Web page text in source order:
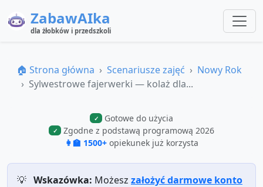
ZabawAIka
dla żłobków i przedszkoli
🏠 Strona główna Scenariusze zajęć
Nowy Rok
Sylwestrowe fajerwerki — kolaż dla...
✓ Gotowe do użycia
✓
Zgodne z podstawą programową 2026
👩‍🏫 1500+ opiekunek już korzysta
💡 Wskazówka: Możesz założyć darmowe konto